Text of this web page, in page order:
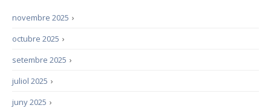
›
novembre 2025
›
octubre 2025
›
setembre 2025
›
juliol 2025
›
juny 2025